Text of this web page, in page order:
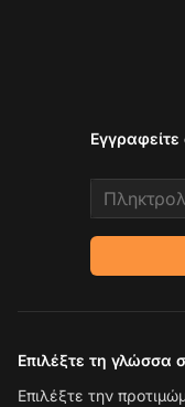
Εγγραφείτε
Email
Επιλέξτε τη γλώσσα
Επιλέξτε την